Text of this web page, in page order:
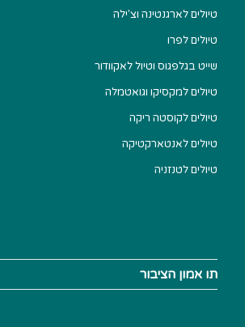
טיולים לארגנטינה וצ'ילה
טיולים לפרו
שייט בגלפגוס וטיול לאקוודור
טיולים למקסיקו וגואטמלה
טיולים לקוסטה ריקה
טיולים לאנטארקטיקה
טיולים לטנזניה
תו אמון הציבור